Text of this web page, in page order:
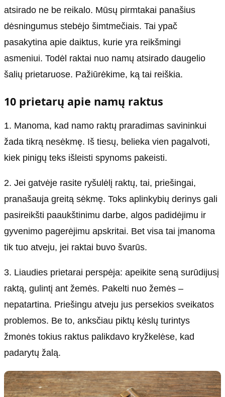
atsirado ne be reikalo. Mūsų pirmtakai panašius
dėsningumus stebėjo šimtmečiais. Tai ypač
pasakytina apie daiktus, kurie yra reikšmingi
asmeniui. Todėl raktai nuo namų atsirado daugelio
šalių prietaruose. Pažiūrėkime, ką tai reiškia.
10 prietarų apie namų raktus
1. Manoma, kad namo raktų praradimas savininkui
žada tikrą nesėkmę. Iš tiesų, belieka vien pagalvoti,
kiek pinigų teks išleisti spynoms pakeisti.
2. Jei gatvėje rasite ryšulėlį raktų, tai, priešingai,
pranašauja greitą sėkmę. Toks aplinkybių derinys gali
pasireikšti paaukštinimu darbe, algos padidėjimu ir
gyvenimo pagerėjimu apskritai. Bet visa tai įmanoma
tik tuo atveju, jei raktai buvo švarūs.
3. Liaudies prietarai perspėja: apeikite seną surūdijusį
raktą, gulintį ant žemės. Pakelti nuo žemės –
nepatartina. Priešingu atveju jus persekios sveikatos
problemos. Be to, anksčiau piktų kėslų turintys
žmonės tokius raktus palikdavo kryžkelėse, kad
padarytų žalą.